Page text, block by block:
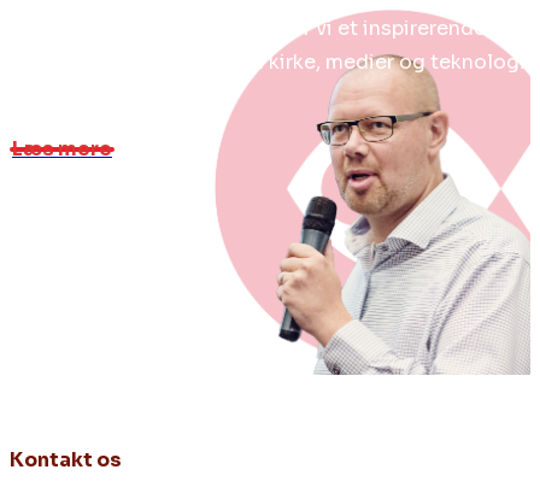
du arrangerer events, så holder vi et inspirerende
oplæg med god debat om kirke, medier og teknologi.
Læs mere
Kontakt os